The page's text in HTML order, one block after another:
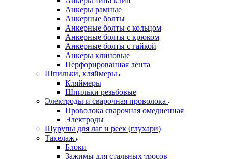
Анкеры рамные
Анкерные болты
Анкерные болты с кольцом
Анкерные болты с крюком
Анкерные болты с гайкой
Анкеры клиновые
Перфорированная лента
Шпильки, кляймеры
Кляймеры
Шпильки резьбовые
Электроды и сварочная проволока
Проволока сварочная омедненная
Электроды
Шурупы для лаг и реек (глухари)
Такелаж
Блоки
Зажимы для стальных тросов